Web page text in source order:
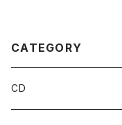
CATEGORY
CD